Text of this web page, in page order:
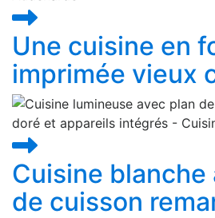
Une cuisine en
imprimée vieux
Cuisine blanche
de cuisson